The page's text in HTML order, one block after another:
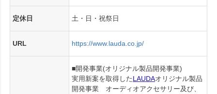
定休日 土・日・祝祭日
URL https://www.lauda.co.jp/
■開発事業(オリジナル製品開発事業)
実用新案を取得したLAUDAオリジナル製品
開発事業 オーディオアクセサリー及び、